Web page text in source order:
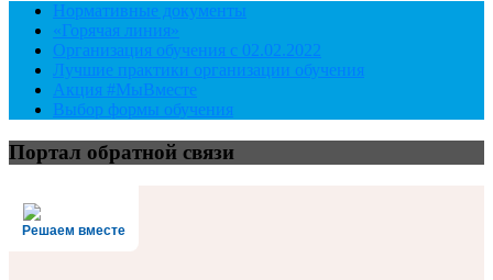
Нормативные документы
«Горячая линия»
Организация обучения с 02.02.2022
Лучшие практики организации обучения
Акция #МыВместе
Выбор формы обучения
Портал обратной связи
Решаем вместе